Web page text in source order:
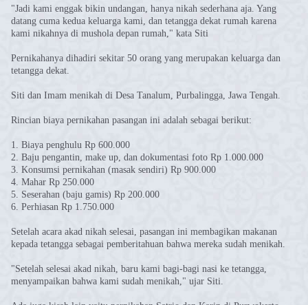
"Jadi kami enggak bikin undangan, hanya nikah sederhana aja. Yang
datang cuma kedua keluarga kami, dan tetangga dekat rumah karena
kami nikahnya di mushola depan rumah," kata Siti
Pernikahanya dihadiri sekitar 50 orang yang merupakan keluarga dan
tetangga dekat.
Siti dan Imam menikah di Desa Tanalum, Purbalingga, Jawa Tengah.
Rincian biaya pernikahan pasangan ini adalah sebagai berikut:
1. Biaya penghulu Rp 600.000
2. Baju pengantin, make up, dan dokumentasi foto Rp 1.000.000
3. Konsumsi pernikahan (masak sendiri) Rp 900.000
4. Mahar Rp 250.000
5. Seserahan (baju gamis) Rp 200.000
6. Perhiasan Rp 1.750.000
Setelah acara akad nikah selesai, pasangan ini membagikan makanan
kepada tetangga sebagai pemberitahuan bahwa mereka sudah menikah.
"Setelah selesai akad nikah, baru kami bagi-bagi nasi ke tetangga,
menyampaikan bahwa kami sudah menikah," ujar Siti.